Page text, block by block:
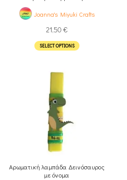
Joanna's Miyuki Crafts
21,50 €
SELECT OPTIONS
Αρωματική λαμπάδα Δεινόσαυρος
με όνομα